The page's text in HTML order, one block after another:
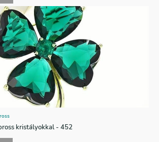
kristályokkal - 452